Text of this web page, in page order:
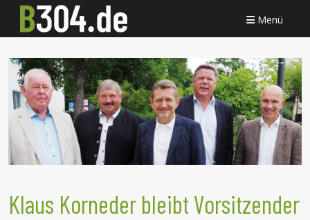
Menü
Klaus Korneder bleibt Vorsitzender